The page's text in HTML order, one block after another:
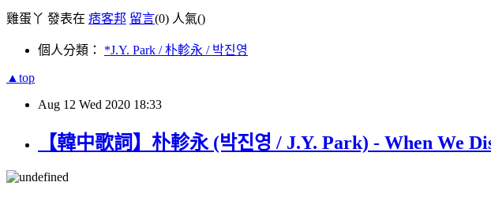
雞蛋丫 發表在 痞客邦 留言(0) 人氣()
個人分類： *J.Y. Park / 朴軫永 / 박진영
▲top
Aug 12 Wed 2020 18:33
【韓中歌詞】朴軫永 (박진영 / J.Y. Park) - When We